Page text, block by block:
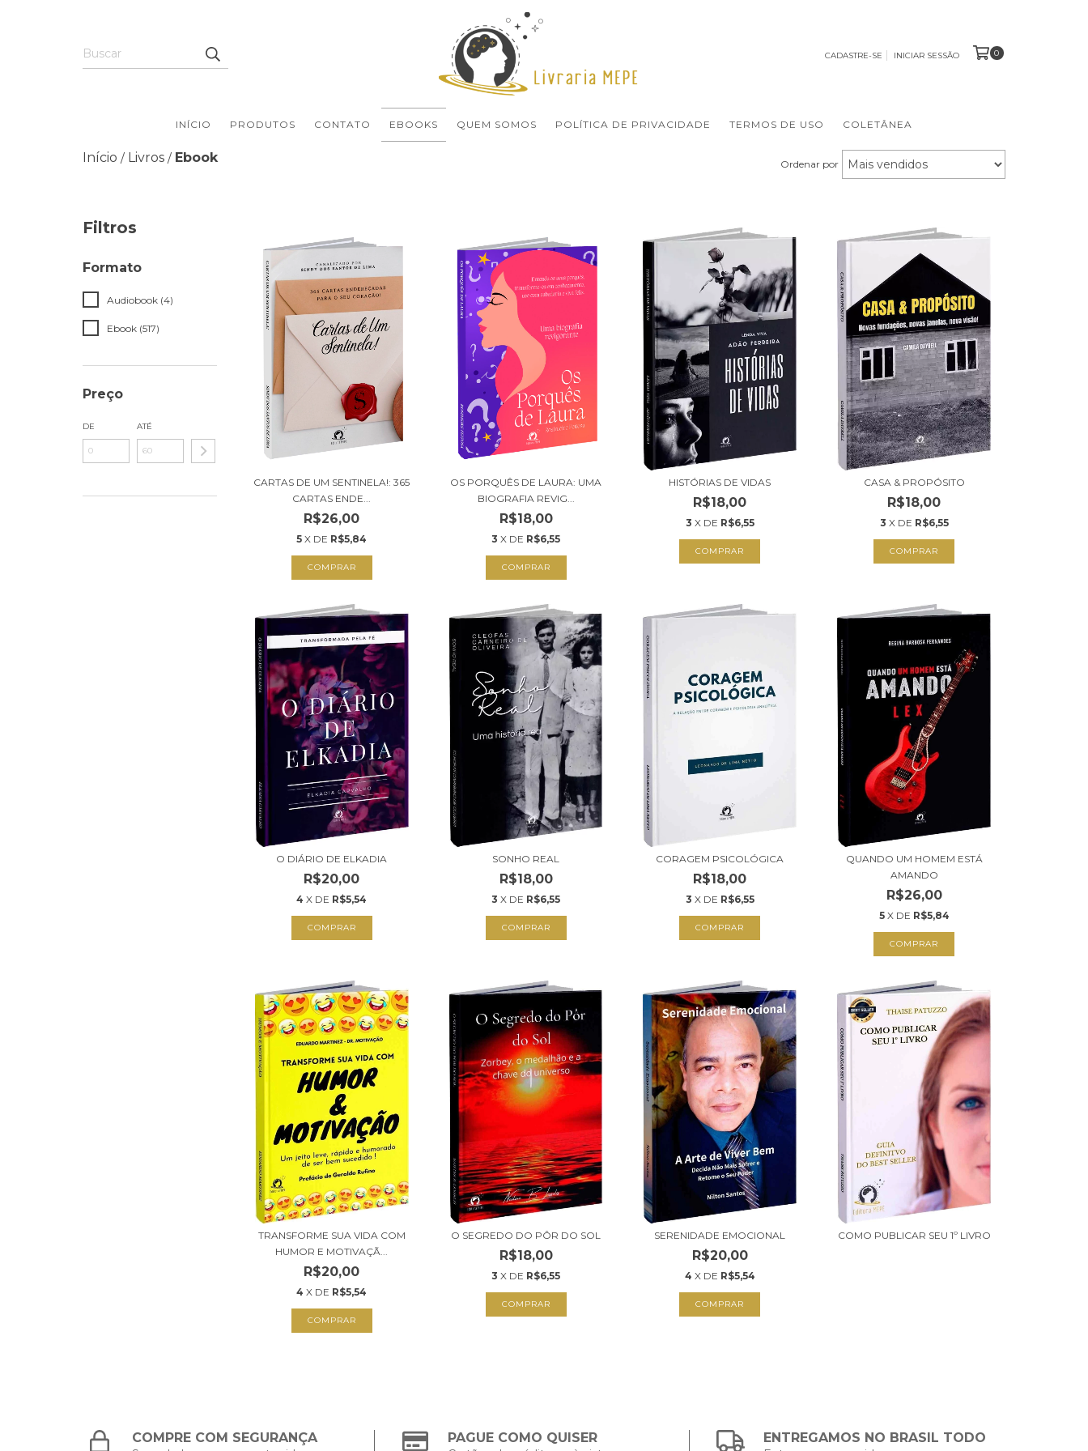
CADASTRE-SE INICIAR SESSÃO 0
INÍCIO PRODUTOS CONTATO EBOOKS QUEM SOMOS POLÍTICA DE PRIVACIDADE TERMOS DE USO COLETÂNEA
Início / Livros / Ebook Ordenar por
Filtros
Formato
Audiobook (4)
Ebook (517)
Preço
DE ATÉ
CARTAS DE UM SENTINELA!: 365
CARTAS ENDE...
R$26,00
5 X DE R$5,84
COMPRAR
OS PORQUÊS DE LAURA: UMA
BIOGRAFIA REVIG...
R$18,00
3 X DE R$6,55
HISTÓRIAS DE VIDAS
R$18,00
3 X DE R$6,55
COMPRAR
CASA & PROPÓSITO
R$18,00
3 X DE R$6,55
COMPRAR
O DIÁRIO DE ELKADIA
R$20,00
4 X DE R$5,54
COMPRAR
SONHO REAL
R$18,00
3 X DE R$6,55
COMPRAR
CORAGEM PSICOLÓGICA
R$18,00
3 X DE R$6,55
COMPRAR
QUANDO UM HOMEM ESTÁ
AMANDO
R$26,00
5 X DE R$5,84
COMPRAR
TRANSFORME SUA VIDA COM
HUMOR E MOTIVAÇÃ...
R$20,00
4 X DE R$5,54
COMPRAR
O SEGREDO DO PÔR DO SOL
R$18,00
3 X DE R$6,55
COMPRAR
SERENIDADE EMOCIONAL
R$20,00
4 X DE R$5,54
COMPRAR
COMO PUBLICAR SEU 1º LIVRO
COMPRE COM SEGURANÇA PAGUE COMO QUISER ENTREGAMOS NO BRASIL TODO